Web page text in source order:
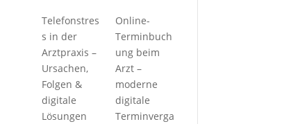
Telefonstres
s in der
Arztpraxis –
Ursachen,
Folgen &
digitale
Lösungen
Online-
Terminbuch
ung beim
Arzt –
moderne
digitale
Terminverga